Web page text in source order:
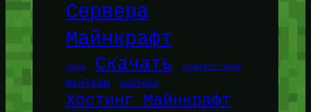
Сервера
Майнкрафт
Сиды Скачать Скачать читы
ФанТайм ХайТейл
Хостинг Майнкрафт